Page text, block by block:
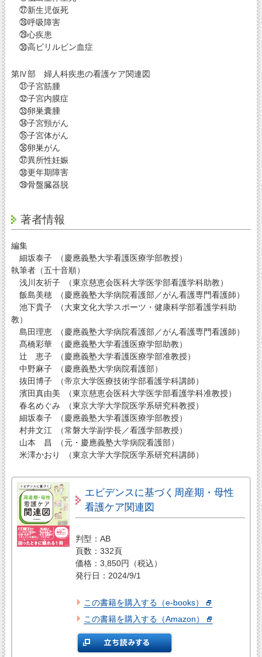
㉗新生児仮死
㉘呼吸障害
㉙心疾患
㉚高ビリルビン血症
第Ⅳ部 婦人科疾患の看護ケア関連図
㉛子宮筋腫
㉜子宮内膜症
㉝卵巣囊腫
㉞子宮頸がん
㉟子宮体がん
㊱卵巣がん
㊲異所性妊娠
㊳更年期障害
㊴骨盤臓器脱
著者情報
編集
細坂泰子 （慶應義塾大学看護医療学部教授）
執筆者（五十音順）
浅川友祈子 （東京慈恵会医科大学医学部看護学科助教）
飯島美穂 （慶應義塾大学病院看護部／がん看護専門看護師）
池下貴子 （大東文化大学スポーツ・健康科学部看護学科助
教）
島田理恵 （慶應義塾大学病院看護部／がん看護専門看護師）
髙橋彩華 （慶應義塾大学看護医療学部助教）
辻 恵子 （慶應義塾大学看護医療学部准教授）
中野麻子 （慶應義塾大学病院看護部）
抜田博子 （帝京大学医療技術学部看護学科講師）
濱田真由美 （東京慈恵会医科大学医学部看護学科准教授）
春名めぐみ （東京大学大学院医学系研究科教授）
細坂泰子 （慶應義塾大学看護医療学部教授）
村井文江 （常磐大学副学長／看護学部教授）
山本 昌 （元・慶應義塾大学病院看護部）
米澤かおり （東京大学大学院医学系研究科講師）
エビデンスに基づく周産期・母性
看護ケア関連図
判型：AB
頁数：332頁
価格：3,850円（税込）
発行日：2024/9/1
この書籍を購入する（e-books）
この書籍を購入する（Amazon）